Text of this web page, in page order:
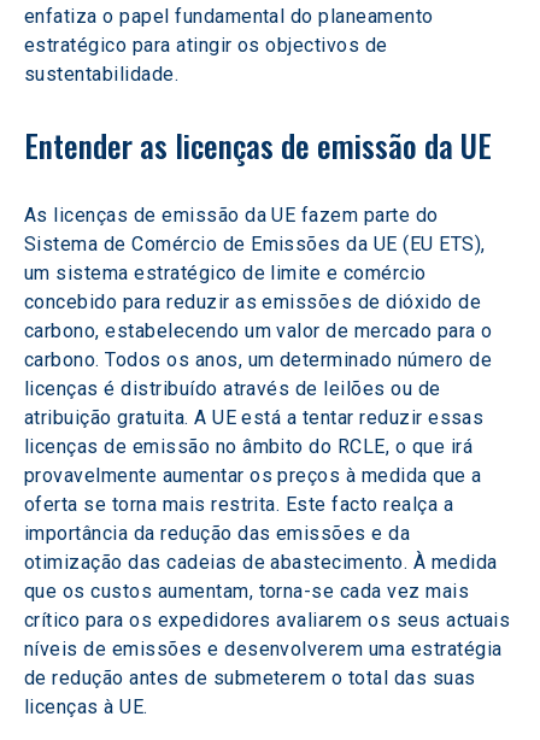
enfatiza o papel fundamental do planeamento
estratégico para atingir os objectivos de
sustentabilidade.
Entender as licenças de emissão da UE
As licenças de emissão da UE fazem parte do
Sistema de Comércio de Emissões da UE (EU ETS),
um sistema estratégico de limite e comércio
concebido para reduzir as emissões de dióxido de
carbono, estabelecendo um valor de mercado para o
carbono. Todos os anos, um determinado número de
licenças é distribuído através de leilões ou de
atribuição gratuita. A UE está a tentar reduzir essas
licenças de emissão no âmbito do RCLE, o que irá
provavelmente aumentar os preços à medida que a
oferta se torna mais restrita. Este facto realça a
importância da redução das emissões e da
otimização das cadeias de abastecimento. À medida
que os custos aumentam, torna-se cada vez mais
crítico para os expedidores avaliarem os seus actuais
níveis de emissões e desenvolverem uma estratégia
de redução antes de submeterem o total das suas
licenças à UE.